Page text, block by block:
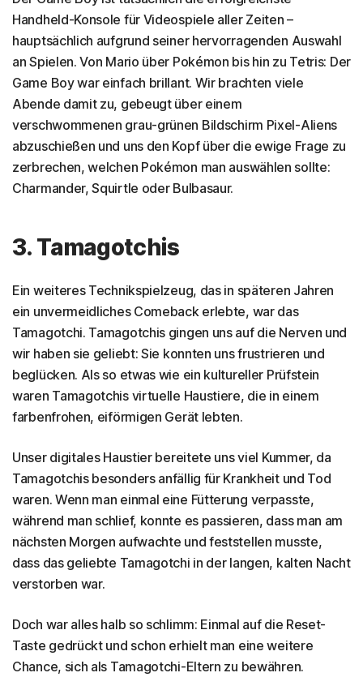
Handheld-Konsole für Videospiele aller Zeiten –
hauptsächlich aufgrund seiner hervorragenden Auswahl
an Spielen. Von Mario über Pokémon bis hin zu Tetris: Der
Game Boy war einfach brillant. Wir brachten viele
Abende damit zu, gebeugt über einem
verschwommenen grau-grünen Bildschirm Pixel-Aliens
abzuschießen und uns den Kopf über die ewige Frage zu
zerbrechen, welchen Pokémon man auswählen sollte:
Charmander, Squirtle oder Bulbasaur.
3. Tamagotchis
Ein weiteres Technikspielzeug, das in späteren Jahren
ein unvermeidliches Comeback erlebte, war das
Tamagotchi. Tamagotchis gingen uns auf die Nerven und
wir haben sie geliebt: Sie konnten uns frustrieren und
beglücken. Als so etwas wie ein kultureller Prüfstein
waren Tamagotchis virtuelle Haustiere, die in einem
farbenfrohen, eiförmigen Gerät lebten.
Unser digitales Haustier bereitete uns viel Kummer, da
Tamagotchis besonders anfällig für Krankheit und Tod
waren. Wenn man einmal eine Fütterung verpasste,
während man schlief, konnte es passieren, dass man am
nächsten Morgen aufwachte und feststellen musste,
dass das geliebte Tamagotchi in der langen, kalten Nacht
verstorben war.
Doch war alles halb so schlimm: Einmal auf die Reset-
Taste gedrückt und schon erhielt man eine weitere
Chance, sich als Tamagotchi-Eltern zu bewähren.